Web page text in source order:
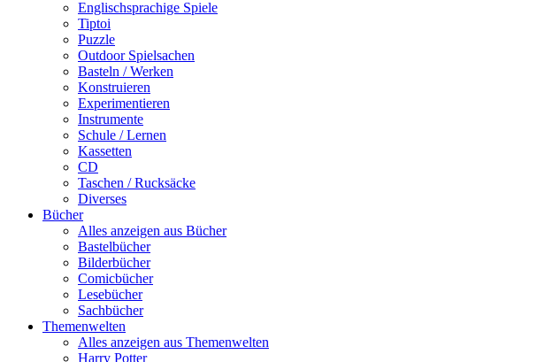
Englischsprachige Spiele
Tiptoi
Puzzle
Outdoor Spielsachen
Basteln / Werken
Konstruieren
Experimentieren
Instrumente
Schule / Lernen
Kassetten
CD
Taschen / Rucksäcke
Diverses
Bücher
Alles anzeigen aus Bücher
Bastelbücher
Bilderbücher
Comicbücher
Lesebücher
Sachbücher
Themenwelten
Alles anzeigen aus Themenwelten
Harry Potter